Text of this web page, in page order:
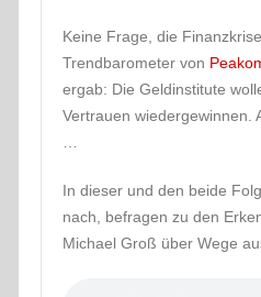
Keine Frage, die
Trendbarometer von
ergab: Die Geldinstitute
Vertrauen wiedergewinnen.
In dieser und den beide
nach, befragen zu den
Michael Groß über Wege